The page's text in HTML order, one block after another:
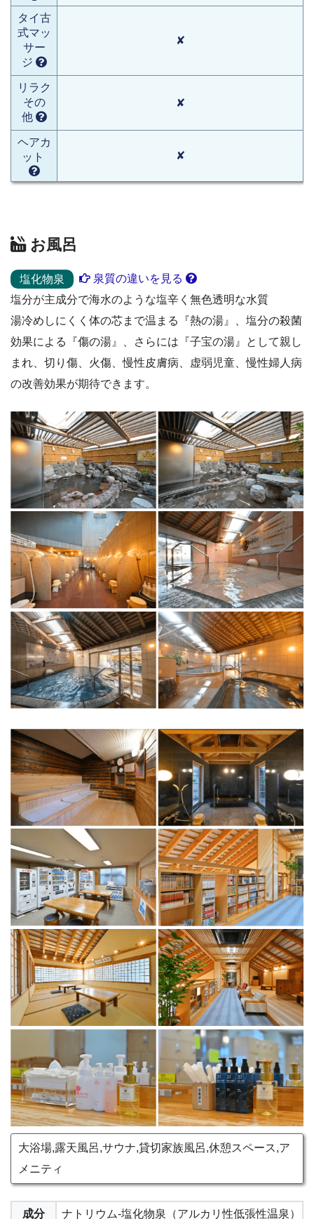
タイ古
式マッ
サー
ジ
✘
リラク
その
他
✘
ヘアカ
ット
✘
お風呂
塩化物泉
泉質の違いを見る
塩分が主成分で海水のような塩辛く無色透明な水質
湯冷めしにくく体の芯まで温まる『熱の湯』、塩分の殺菌
効果による『傷の湯』、さらには『子宝の湯』として親し
まれ、切り傷、火傷、慢性皮膚病、虚弱児童、慢性婦人病
の改善効果が期待できます。
大浴場,露天風呂,サウナ,貸切家族風呂,休憩スペース,ア
メニティ
成分 ナトリウム-塩化物泉（アルカリ性低張性温泉）